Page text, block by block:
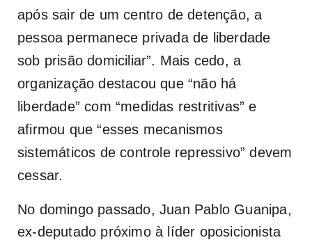
após sair de um centro de detenção, a
pessoa permanece privada de liberdade
sob prisão domiciliar”. Mais cedo, a
organização destacou que “não há
liberdade” com “medidas restritivas” e
afirmou que “esses mecanismos
sistemáticos de controle repressivo” devem
cessar.
No domingo passado, Juan Pablo Guanipa,
ex-deputado próximo à líder oposicionista